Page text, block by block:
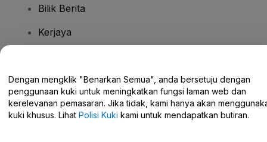
Bilik Berita
Kerjaya
Pusat Bantuan / Hubungi Kami
Dengan mengklik "Benarkan Semua", anda bersetuju dengan
penggunaan kuki untuk meningkatkan fungsi laman web dan
kerelevanan pemasaran. Jika tidak, kami hanya akan
kuki khusus. Lihat Polisi Kuki kami untuk mendapatkan butiran.